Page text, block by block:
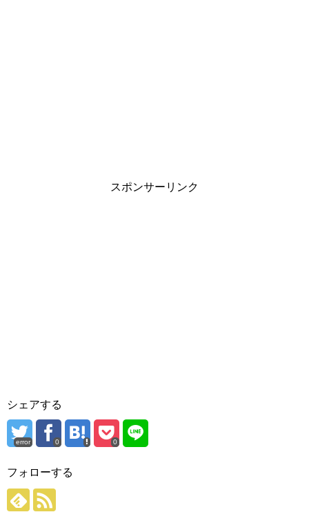
スポンサーリンク
シェアする
error 0 0
フォローする